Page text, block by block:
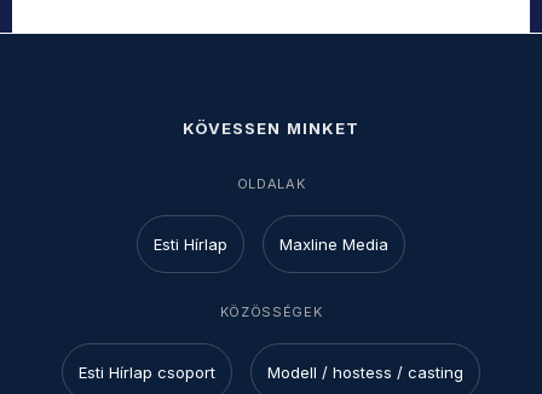
KÖVESSEN MINKET
OLDALAK
Esti Hírlap Maxline Media
KÖZÖSSÉGEK
Esti Hírlap csoport Modell / hostess / casting